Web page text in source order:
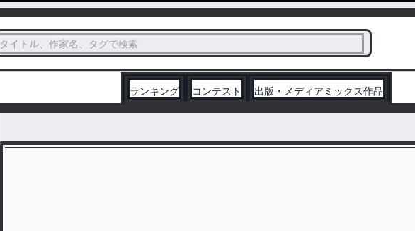
タイトル、作家名、タグで検索
ランキング コンテスト 出版・メディアミックス作品